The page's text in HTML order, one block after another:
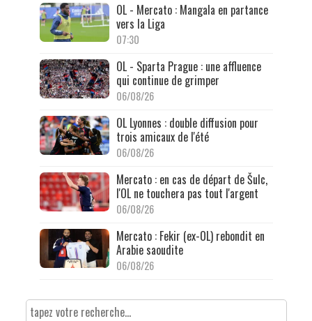
OL - Mercato : Mangala en partance
vers la Liga
07:30
OL - Sparta Prague : une affluence
qui continue de grimper
06/08/26
OL Lyonnes : double diffusion pour
trois amicaux de l'été
06/08/26
Mercato : en cas de départ de Šulc,
l'OL ne touchera pas tout l'argent
06/08/26
Mercato : Fekir (ex-OL) rebondit en
Arabie saoudite
06/08/26